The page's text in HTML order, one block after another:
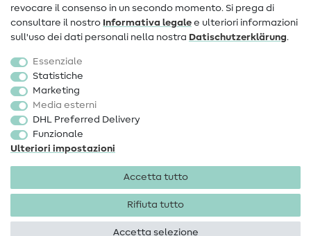
Popolare
Accessori cucito
Sale
revocare il consenso in un secondo momento. Si prega di
consultare il nostro Informativa legale e ulteriori informazioni
sull'uso dei dati personali nella nostra Dati­schutz­erklärung.
Essenziale
Statistiche
Marketing
Media esterni
DHL Preferred Delivery
Funzionale
Ulteriori impostazioni
Accetta tutto
Rifiuta tutto
Accetta selezione
Informazioni legali Privacy
Condizioni generali